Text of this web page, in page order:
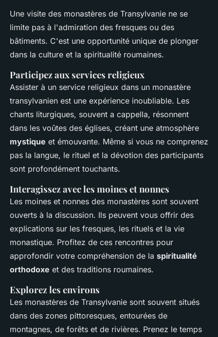
Une visite des monastères de Transylvanie ne se
limite pas à l'admiration des fresques ou des
bâtiments. C'est une opportunité unique de plonger
dans la culture et la spiritualité roumaines.
Participez aux services religieux
Assister à un service religieux dans un monastère
transylvanien est une expérience inoubliable. Les
chants liturgiques, souvent a cappella, résonnent
dans les voûtes des églises, créant une atmosphère
mystique et émouvante. Même si vous ne comprenez
pas la langue, le rituel et la dévotion des participants
sont profondément touchants.
Interagissez avec les moines et nonnes
Les moines et nonnes des monastères sont souvent
ouverts à la discussion. Ils peuvent vous offrir des
explications sur les fresques, les rituels et la vie
monastique. Profitez de ces rencontres pour
approfondir votre compréhension de la spiritualité
orthodoxe et des traditions roumaines.
Explorez les environs
Les monastères de Transylvanie sont souvent situés
dans des zones pittoresques, entourées de
montagnes, de forêts et de rivières. Prenez le temps